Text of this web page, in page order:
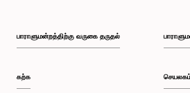
பாராளுமன்றத்திற்கு வருகை தருதல்
கற்க